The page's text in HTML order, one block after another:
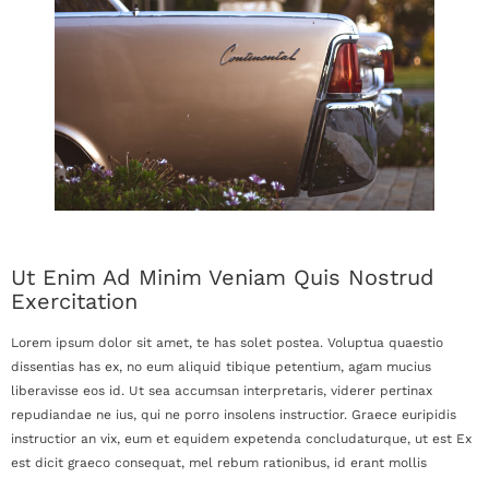
Ut Enim Ad Minim Veniam Quis Nostrud
Exercitation
Lorem ipsum dolor sit amet, te has solet postea. Voluptua quaestio
dissentias has ex, no eum aliquid tibique petentium, agam mucius
liberavisse eos id. Ut sea accumsan interpretaris, viderer pertinax
repudiandae ne ius, qui ne porro insolens instructior. Graece euripidis
instructior an vix, eum et equidem expetenda concludaturque, ut est Ex
est dicit graeco consequat, mel rebum rationibus, id erant mollis